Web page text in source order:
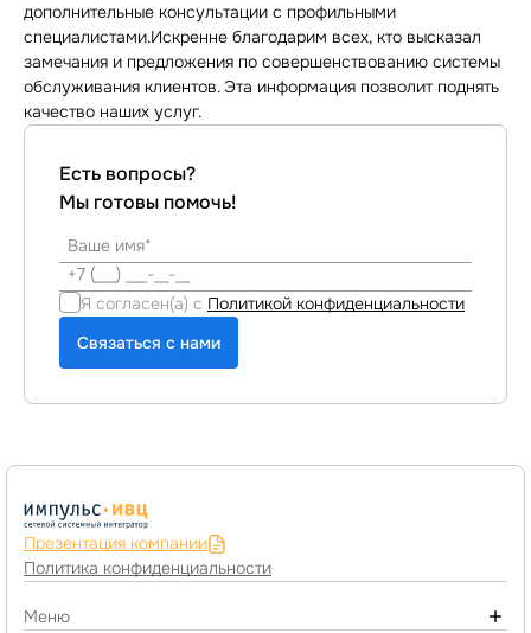
дополнительные консультации с профильными
специалистами.Искренне благодарим всех, кто высказал
замечания и предложения по совершенствованию системы
обслуживания клиентов. Эта информация позволит поднять
качество наших услуг.
Есть вопросы?
Мы готовы помочь!
Я согласен(а) с Политикой конфиденциальности
Связаться с нами
Презентация компании
Политика конфиденциальности
Меню